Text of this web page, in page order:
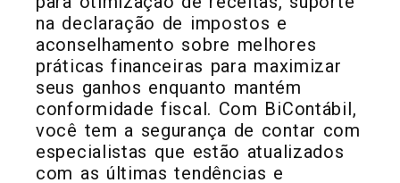
na declaração de impostos e
aconselhamento sobre melhores
práticas financeiras para maximizar
seus ganhos enquanto mantém
conformidade fiscal. Com BiContábil,
você tem a segurança de contar com
especialistas que estão atualizados
com as últimas tendências e